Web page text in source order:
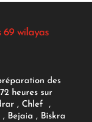
69 wilayas
des
heures sur
, Chlef ,
Bejaia , Biskra